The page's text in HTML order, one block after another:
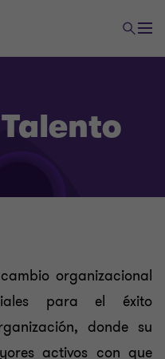
organizacional
para el éxito
donde su
activos con que